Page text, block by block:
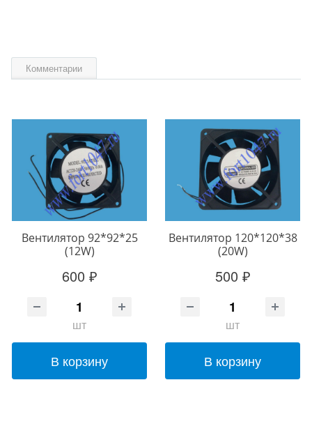
Комментарии
Вентилятор 92*92*25
(12W)
600 ₽
шт
В корзину
Вентилятор 120*120*38
(20W)
500 ₽
шт
В корзину